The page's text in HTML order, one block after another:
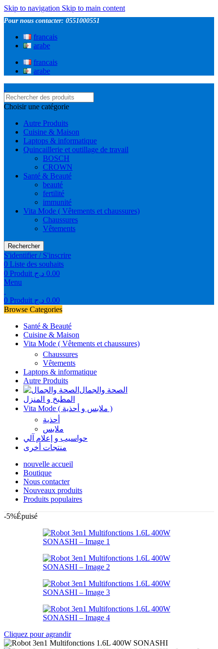
Skip to navigation Skip to main content
Pour nous contacter: 0551000551
francais
arabe
francais
arabe
Choisir une catégorie
Autre Produits
Cuisine & Maison
Laptops & informatique
Quincaillerie et outillage de travail
BOSCH
CROWN
Santé & Beauté
beauté
fertilité
immunité
Vita Mode ( Vêtements et chaussures)
Chaussures
Vêtements
Rechercher
S'identifier / S'inscrire
0 Liste des souhaits
0 Produit 0.00 د.ج
Menu
0 Produit 0.00 د.ج
Browse Categories
Santé & Beauté
Cuisine & Maison
Vita Mode ( Vêtements et chaussures)
Chaussures
Vêtements
Laptops & informatique
Autre Produits
الصحة والجمال
المطبخ و المنزل
Vita Mode ( ملابس و أحذية )
أحذية
ملابس
حواسيب و إعلام آلي
منتجات أخرى
nouvelle accueil
Boutique
Nous contacter
Nouveaux produits
Produits populaires
-5%Épuisé
Cliquez pour agrandir